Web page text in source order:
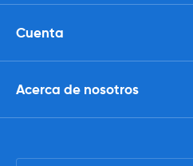
Cuenta
Acerca de nosotros